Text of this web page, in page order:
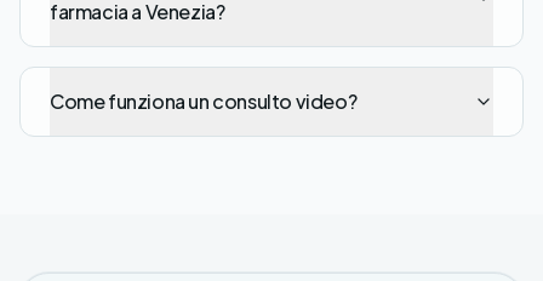
farmacia a Venezia?
Come funziona un consulto video?